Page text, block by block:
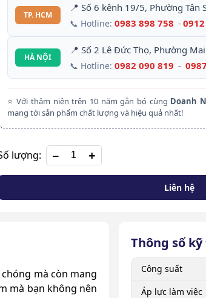
TP. HCM
📍 Số 6 kênh 19/5, Phường Tân
📞 Hotline: 0983 898 758 -
HÀ NỘI
📍 Số 2 Lê Đức Thọ, Phường
📞 Hotline: 0982 090 819 -
⭐ Với thâm niên trên 10 năm gắn bó cùng Doanh
mang tới sản phẩm chất lượng và hiệu quả nhất!
lượng: +
Liên hệ
mà còn mang
mà bạn không nên
Thông số
Công suất
Áp lực làm việc